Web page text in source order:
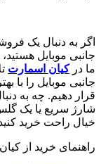
اگر به دنبال یک
جانبی موبایل
ما درکیان اسمارت
جانبی موبایل را با
قرار دهیم. چه به
شارژ سریع یا یک
خیال راحت خرید
راهنمای خرید از